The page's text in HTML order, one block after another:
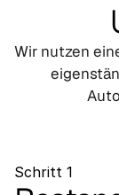
Wir nutzen
Schritt 1